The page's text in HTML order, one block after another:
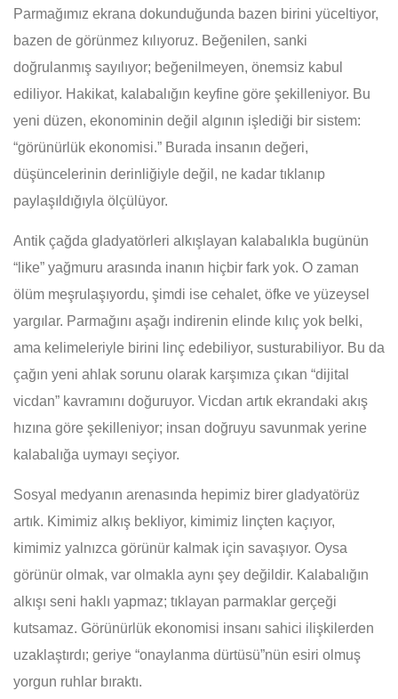
Parmağımız ekrana dokunduğunda bazen birini yüceltiyor,
bazen de görünmez kılıyoruz. Beğenilen, sanki
doğrulanmış sayılıyor; beğenilmeyen, önemsiz kabul
ediliyor. Hakikat, kalabalığın keyfine göre şekilleniyor. Bu
yeni düzen, ekonominin değil algının işlediği bir sistem:
“görünürlük ekonomisi.” Burada insanın değeri,
düşüncelerinin derinliğiyle değil, ne kadar tıklanıp
paylaşıldığıyla ölçülüyor.
Antik çağda gladyatörleri alkışlayan kalabalıkla bugünün
“like” yağmuru arasında inanın hiçbir fark yok. O zaman
ölüm meşrulaşıyordu, şimdi ise cehalet, öfke ve yüzeysel
yargılar. Parmağını aşağı indirenin elinde kılıç yok belki,
ama kelimeleriyle birini linç edebiliyor, susturabiliyor. Bu da
çağın yeni ahlak sorunu olarak karşımıza çıkan “dijital
vicdan” kavramını doğuruyor. Vicdan artık ekrandaki akış
hızına göre şekilleniyor; insan doğruyu savunmak yerine
kalabalığa uymayı seçiyor.
Sosyal medyanın arenasında hepimiz birer gladyatörüz
artık. Kimimiz alkış bekliyor, kimimiz linçten kaçıyor,
kimimiz yalnızca görünür kalmak için savaşıyor. Oysa
görünür olmak, var olmakla aynı şey değildir. Kalabalığın
alkışı seni haklı yapmaz; tıklayan parmaklar gerçeği
kutsamaz. Görünürlük ekonomisi insanı sahici ilişkilerden
uzaklaştırdı; geriye “onaylanma dürtüsü”nün esiri olmuş
yorgun ruhlar bıraktı.